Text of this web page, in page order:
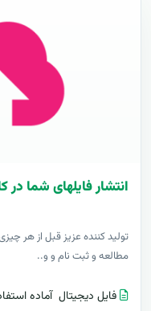
انتشار فایلهای شما در
توليد کننده عزيز قبل از هر
مطالعه و ثبت نام و و..
فایل دیجیتال آماده